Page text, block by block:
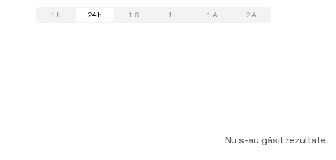
1 h 24 h 1 S 1 L 1 A 2 A
Nu s-au găsit rezultate